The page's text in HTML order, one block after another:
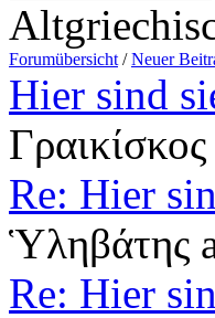
Forumübersicht /Neuer
Hier sind
Re: Hier
Ὑληβάτης
Re: Hier